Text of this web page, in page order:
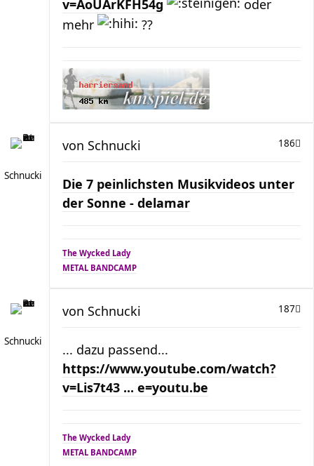
v=AoUArKFH54g
oder
mehr
??
Schnucki
186
von Schnucki
Die 7 peinlichsten Musikvideos unter
der Sonne - delamar
The Wycked Lady
METAL BANDCAMP
Schnucki
187
von Schnucki
... dazu passend...
https://www.youtube.com/watch?
v=Lis7t43 ... e=youtu.be
The Wycked Lady
METAL BANDCAMP